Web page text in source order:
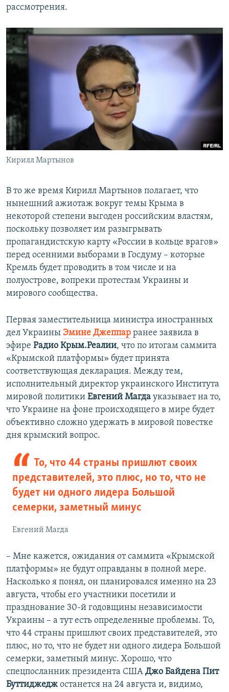
рассмотрения.
Кирилл Мартынов
В то же время Кирилл Мартынов полагает, что
нынешний ажиотаж вокруг темы Крыма в
некоторой степени выгоден российским властям,
поскольку позволяет им разыгрывать
пропагандистскую карту «России в кольце врагов»
перед осенними выборами в Госдуму – которые
Кремль будет проводить в том числе и на
полуострове, вопреки протестам Украины и
мирового сообщества.
Первая заместительница министра иностранных
дел Украины Эмине Джеппар ранее заявила в
эфире Радио Крым.Реалии, что по итогам саммита
«Крымской платформы» будет принята
соответствующая декларация. Между тем,
исполнительный директор украинского Института
мировой политики Евгений Магда указывает на то,
что Украине на фоне происходящего в мире будет
объективно сложно удержать в мировой повестке
дня крымский вопрос.
То, что 44 страны пришлют своих
представителей, это плюс, но то, что не
будет ни одного лидера Большой
семерки, заметный минус
Евгений Магда
– Мне кажется, ожидания от саммита «Крымской
платформы» не будут оправданы в полной мере.
Насколько я понял, он планировался именно на 23
августа, чтобы его участники посетили и
празднование 30-й годовщины независимости
Украины – а тут есть определенные проблемы. То,
что 44 страны пришлют своих представителей, это
плюс, но то, что не будет ни одного лидера Большой
семерки, заметный минус. Хорошо, что
спецпосланник президента США Джо Байдена Пит
Буттиджедж останется на 24 августа и, видимо,